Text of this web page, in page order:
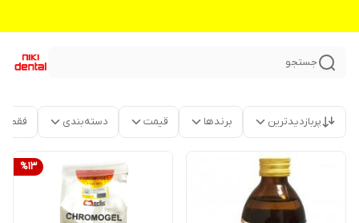
جستجو
پربازدیدترین برندها قیمت دسته‌بندی فقط
%13